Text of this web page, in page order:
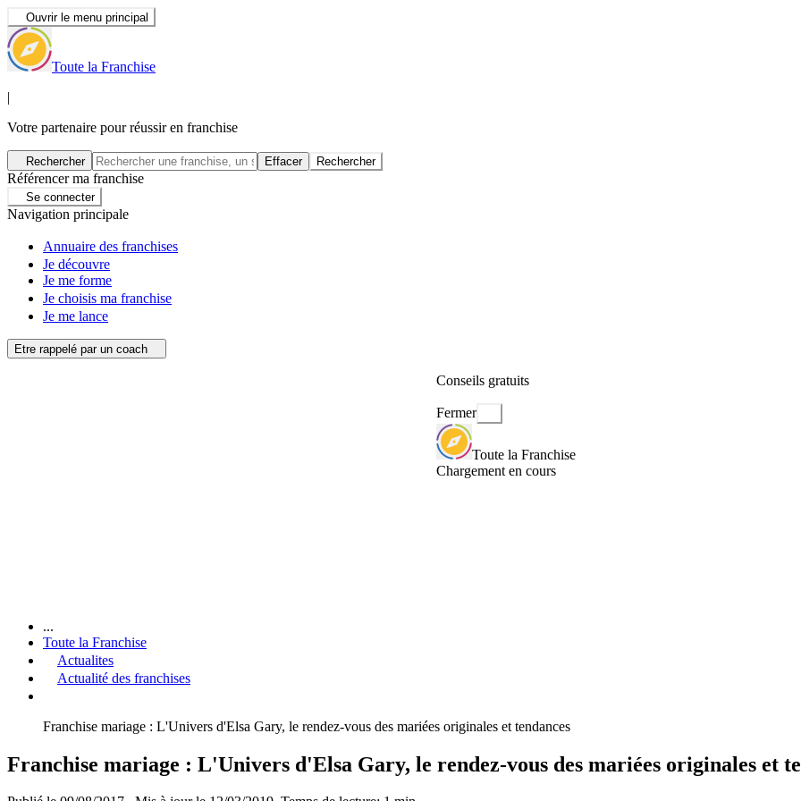
Ouvrir le menu principal
Toute la Franchise
|
Votre partenaire pour réussir en franchise
Rechercher Effacer Rechercher
Référencer ma franchise
Se connecter
Navigation principale
Annuaire des franchises
Je découvre
Je me forme
Je choisis ma franchise
Je me lance
Etre rappelé par un coach
Conseils gratuits
Fermer
Toute la Franchise
Chargement en cours
...
Toute la Franchise
Actualites
Actualité des franchises
Franchise mariage : L'Univers d'Elsa Gary, le rendez-vous des mariées originales et tendances
Franchise mariage : L'Univers d'Elsa Gary, le rendez-vous des mariées originales et